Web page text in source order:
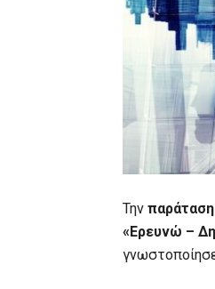
Την παράταση
«Ερευνώ –